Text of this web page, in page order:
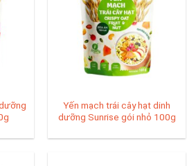
Yến mạch trái cây hạt dinh
dưỡng Sunrise gói nhỏ 100g